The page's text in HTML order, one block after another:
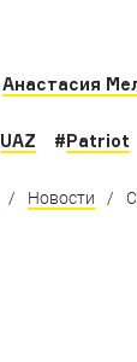
Анастасия
UAZ #Patriot
/ Новости /